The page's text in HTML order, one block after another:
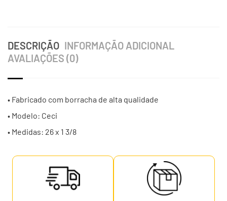
DESCRIÇÃO INFORMAÇÃO ADICIONAL
AVALIAÇÕES (0)
• Fabricado com borracha de alta qualidade
• Modelo: Ceci
• Medidas: 26 x 1 3/8